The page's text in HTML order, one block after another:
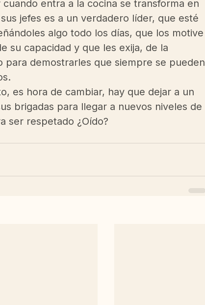
entra a la cocina se transforma en
jefes es a un verdadero líder, que esté
algo todo los días, que los motive
su capacidad y que les exija, de la
para demostrarles que siempre se pueden
es hora de cambiar, hay que dejar a un
brigadas para llegar a nuevos niveles de
ser respetado ¿Oído?